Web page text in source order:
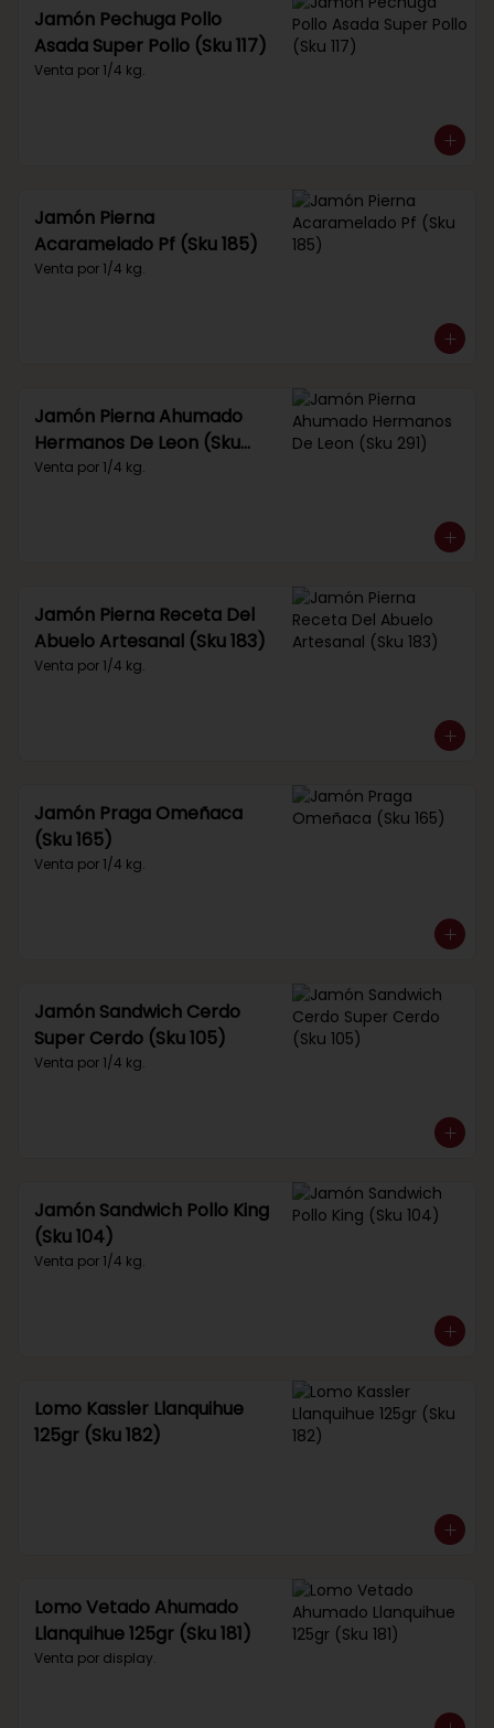
Jamón Pechuga Pollo
Asada Super Pollo (Sku 117)
Venta por 1/4 kg.
Jamón Pierna
Acaramelado Pf (Sku 185)
Venta por 1/4 kg.
Jamón Pierna Ahumado
Hermanos De Leon (Sku
291)
Venta por 1/4 kg.
Jamón Pierna Receta Del
Abuelo Artesanal (Sku 183)
Venta por 1/4 kg.
Jamón Praga Omeñaca
(Sku 165)
Venta por 1/4 kg.
Jamón Sandwich Cerdo
Super Cerdo (Sku 105)
Venta por 1/4 kg.
Jamón Sandwich Pollo King
(Sku 104)
Venta por 1/4 kg.
Lomo Kassler Llanquihue
125gr (Sku 182)
Lomo Vetado Ahumado
Llanquihue 125gr (Sku 181)
Venta por display.